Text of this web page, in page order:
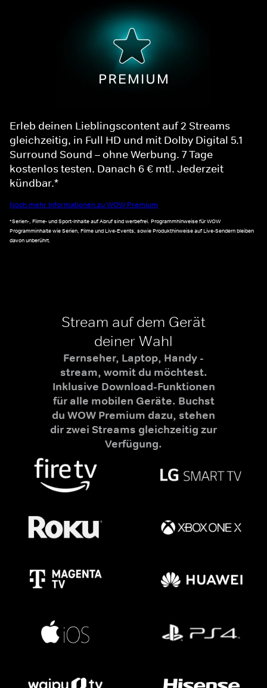
Erleb deinen Lieblingscontent auf 2 Streams
gleichzeitig, in Full HD und mit Dolby Digital 5.1
Surround Sound – ohne Werbung. 7 Tage
kostenlos testen. Danach 6 € mtl. Jederzeit
kündbar.*
Noch mehr Informationen zu WOW Premium
*Serien-, Filme- und Sport-Inhalte auf Abruf sind werbefrei. Programmhinweise für WOW
Programminhalte wie Serien, Filme und Live-Events, sowie Produkthinweise auf Live-Sendern bleiben
davon unberührt.
Stream auf dem Gerät
deiner Wahl
Fernseher, Laptop, Handy -
stream, womit du möchtest.
Inklusive Download-Funktionen
für alle mobilen Geräte. Buchst
du WOW Premium dazu, stehen
dir zwei Streams gleichzeitig zur
Verfügung.